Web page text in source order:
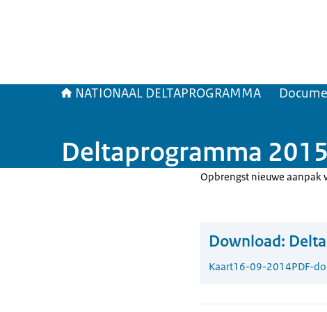
NATIONAAL DELTAPROGRAMMA
Deltaprogramma
Opbrengst nieuwe aanpak
Download:
Kaart16-09-2014PDF-